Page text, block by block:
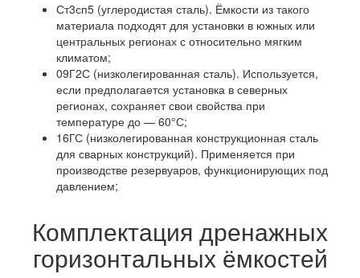
Ст3сп5 (углеродистая сталь). Ёмкости из такого
материала подходят для установки в южных или
центральных регионах с относительно мягким
климатом;
09Г2С (низколегированная сталь). Используется,
если предполагается установка в северных
регионах, сохраняет свои свойства при
температуре до — 60°С;
16ГС (низколегированная конструкционная сталь
для сварных конструкций). Применяется при
производстве резервуаров, функционирующих под
давлением;
Комплектация дренажных
горизонтальных ёмкостей